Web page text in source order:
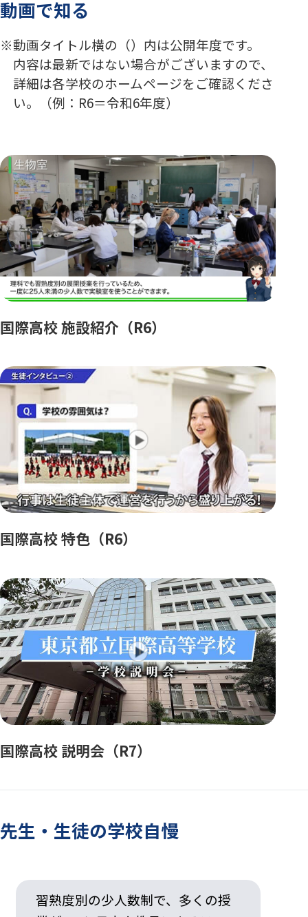
動画で知る
動画タイトル横の（）内は公開年度です。
内容は最新ではない場合がございますので、
詳細は各学校のホームページをご確認くださ
い。（例：R6＝令和6年度）
国際高校 施設紹介（R6）
国際高校 特色（R6）
国際高校 説明会（R7）
先生・生徒の学校自慢
習熟度別の少人数制で、多くの授